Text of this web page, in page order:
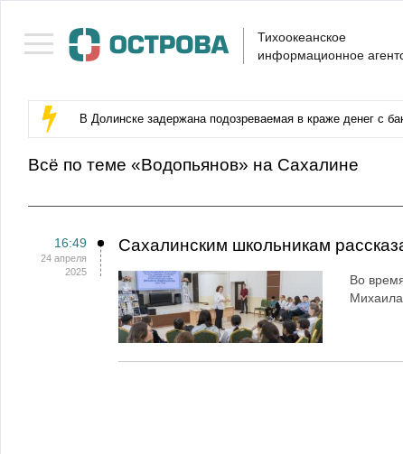
Тихоокеанское
информационное
В Долинске задержана подозреваемая в краже денег с
Всё по теме «Водопьянов» на Сахалине
16:49
24 апреля
2025
Сахалинским школьникам
Во